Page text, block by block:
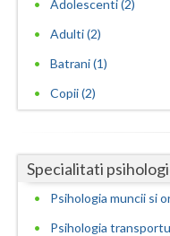
Vrancea
(1)
Consiliere
Adolescenti (2)
Adulti (2)
Batrani (1)
Copii (2)
Specialitati
Psihologia muncii si
Psihologia